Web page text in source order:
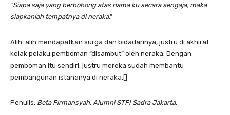
“Siapa saja yang berbohong atas nama ku secara sengaja, maka
siapkanlah tempatnya di neraka.”
Alih-alih mendapatkan surga dan bidadarinya, justru di akhirat
kelak pelaku pemboman “disambut” oleh neraka. Dengan
pemboman itu sendiri, justru mereka sudah membantu
pembangunan istananya di neraka.[]
Penulis: Beta Firmansyah, Alumni STFI Sadra Jakarta.